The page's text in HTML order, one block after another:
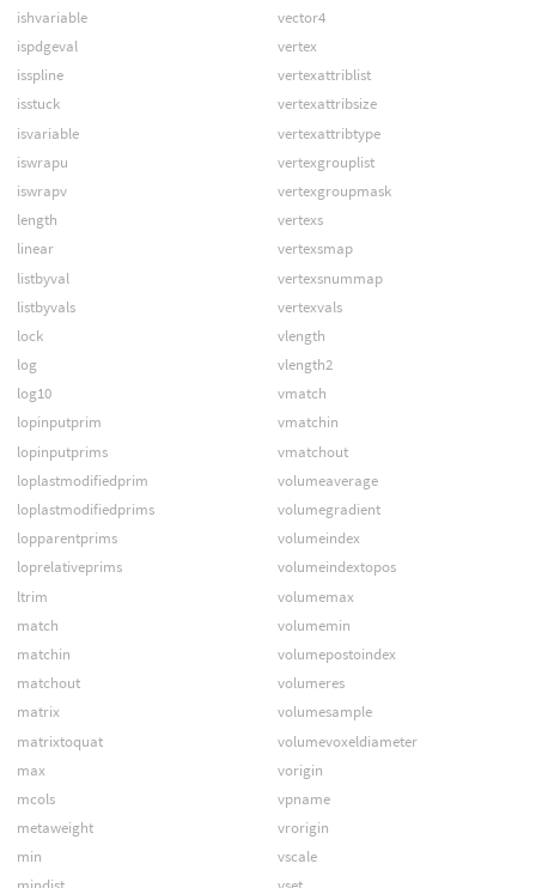
ishvariable
ispdgeval
isspline
isstuck
isvariable
iswrapu
iswrapv
length
linear
listbyval
listbyvals
lock
log
log10
lopinputprim
lopinputprims
loplastmodifiedprim
loplastmodifiedprims
lopparentprims
loprelativeprims
ltrim
match
matchin
matchout
matrix
matrixtoquat
max
mcols
metaweight
min
vector4
vertex
vertexattriblist
vertexattribsize
vertexattribtype
vertexgrouplist
vertexgroupmask
vertexs
vertexsmap
vertexsnummap
vertexvals
vlength
vlength2
vmatch
vmatchin
vmatchout
volumeaverage
volumegradient
volumeindex
volumeindextopos
volumemax
volumemin
volumepostoindex
volumeres
volumesample
volumevoxeldiameter
vorigin
vpname
vrorigin
vscale